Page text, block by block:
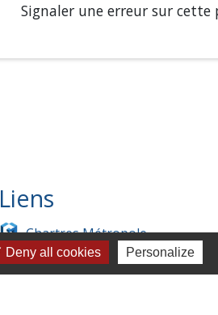
Signaler une erreur sur cette
Liens
Chartres Métropole
Conseil Départemental
Deny all cookies Personalize